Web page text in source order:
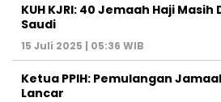
KUH KJRI: 40 Jemaah Haji
Saudi
15 Juli 2025 | 05:36 WIB
Ketua PPIH: Pemulangan
Lancar